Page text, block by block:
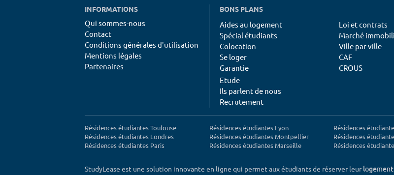
INFORMATIONS
Qui sommes-nous
Contact
Conditions générales d'utilisation
Mentions légales
Partenaires
BONS PLANS
Aides au logement
Spécial étudiants
Colocation
Se loger
Garantie
Loi et contrats
Marché
Ville par ville
CAF
CROUS
Etude
Ils parlent de nous
Recrutement
Résidences étudiantes Toulouse
Résidences étudiantes Londres
Résidences étudiantes Paris
Résidences étudiantes Lyon
Résidences étudiantes Montpellier
Résidences étudiantes Marseille
Résidences
Résidences
Résidences
StudyLease est une solution innovante en ligne qui permet aux étudiants de réserver leur